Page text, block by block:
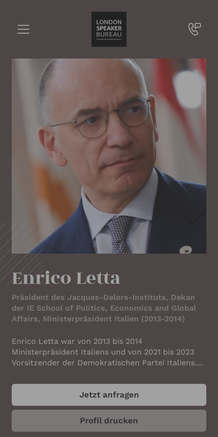
•••
Enrico Letta
Präsident des Jacques-Delors-Instituts, Dekan
der IE School of Politics, Economics and Global
Affairs, Ministerpräsident Italien (2013-2014)
Enrico Letta war von 2013 bis 2014
Ministerpräsident Italiens und von 2021 bis 2023
Vorsitzender der Demokratischen Partei Italiens.
Instituts und Dekan der IE School of Politics,
Economics and Global Affairs in Madrid. Geboren
1966 in Pisa, promovierte Letta in europäischem
Gemeinschaftsrecht. Seine politische Laufbahn
Jetzt anfragen
Profil drucken
Sie haben Fragen?
+49 721 9209 8228
Enrico Letta
IHRE KONTAKTDATEN
Ihr Name
ANGABEN ZUM REDNER